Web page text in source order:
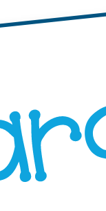
Autocollantes Rondes